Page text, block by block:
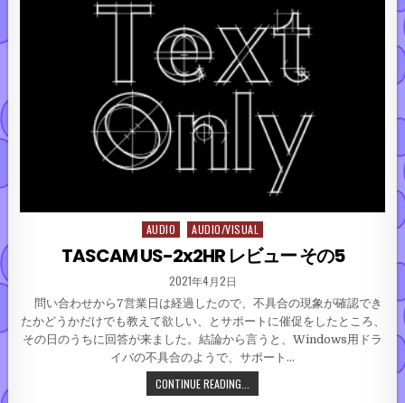
Posted in
AUDIO AUDIO/VISUAL
TASCAM US-2x2HR レビュー その5
PUBLISHED DATE:
2021年4月2日
問い合わせから7営業日は経過したので、不具合の現象が確認でき
たかどうかだけでも教えて欲しい、とサポートに催促をしたところ、
その日のうちに回答が来ました。結論から言うと、Windows用ドラ
イバの不具合のようで、サポート…
CONTINUE READING...